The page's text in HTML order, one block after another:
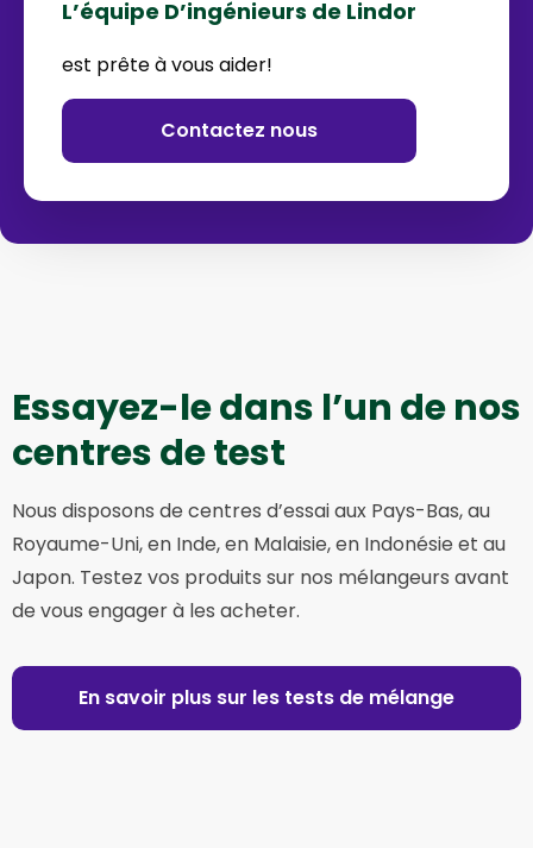
L’équipe D’ingénieurs de Lindor
est prête à vous aider!
Contactez nous
Essayez-le dans l’un de nos
centres de test
Nous disposons de centres d’essai aux Pays-Bas, au
Royaume-Uni, en Inde, en Malaisie, en Indonésie et au
Japon. Testez vos produits sur nos mélangeurs avant
de vous engager à les acheter.
En savoir plus sur les tests de mélange